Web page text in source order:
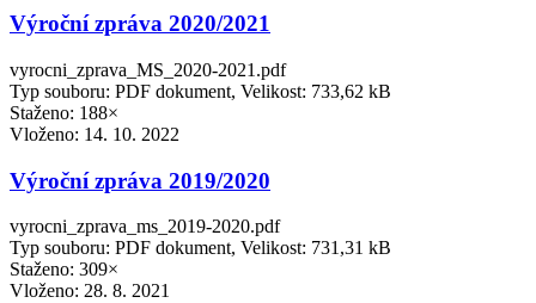
Výroční zpráva 2020/2021
vyrocni_zprava_MS_2020-2021.pdf
Typ souboru: PDF dokument, Velikost: 733,62 kB
Staženo: 188×
Vloženo: 14. 10. 2022
Výroční zpráva 2019/2020
vyrocni_zprava_ms_2019-2020.pdf
Typ souboru: PDF dokument, Velikost: 731,31 kB
Staženo: 309×
Vloženo: 28. 8. 2021